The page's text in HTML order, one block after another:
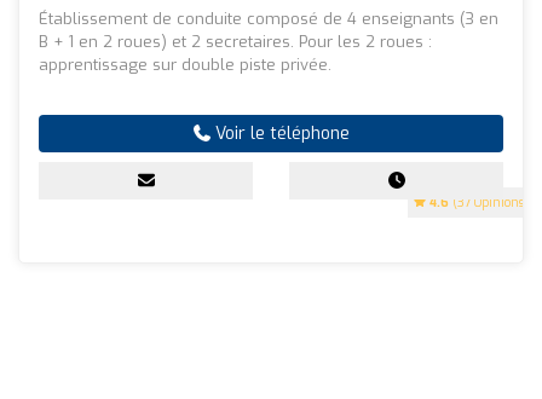
4.6 (37 Opinions)
Établissement de conduite composé de 4 enseignants (3 en
B + 1 en 2 roues) et 2 secretaires. Pour les 2 roues :
apprentissage sur double piste privée.
Voir le téléphone